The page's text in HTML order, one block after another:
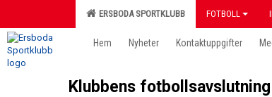
ERSBODA SPORTKLUBB FOTBOLL
Hem Nyheter Kontaktuppgifter
Klubbens fotbollsavslutning